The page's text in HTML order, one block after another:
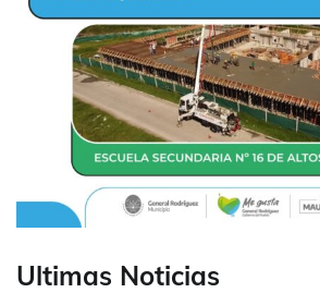
Ultimas Noticias